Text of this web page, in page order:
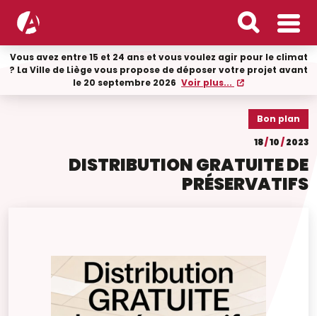
Vous avez entre 15 et 24 ans et vous voulez agir pour le climat
? La Ville de Liège vous propose de déposer votre projet avant
le 20 septembre 2026 Voir plus...
Bon plan
18/10/2023
DISTRIBUTION GRATUITE DE
PRÉSERVATIFS